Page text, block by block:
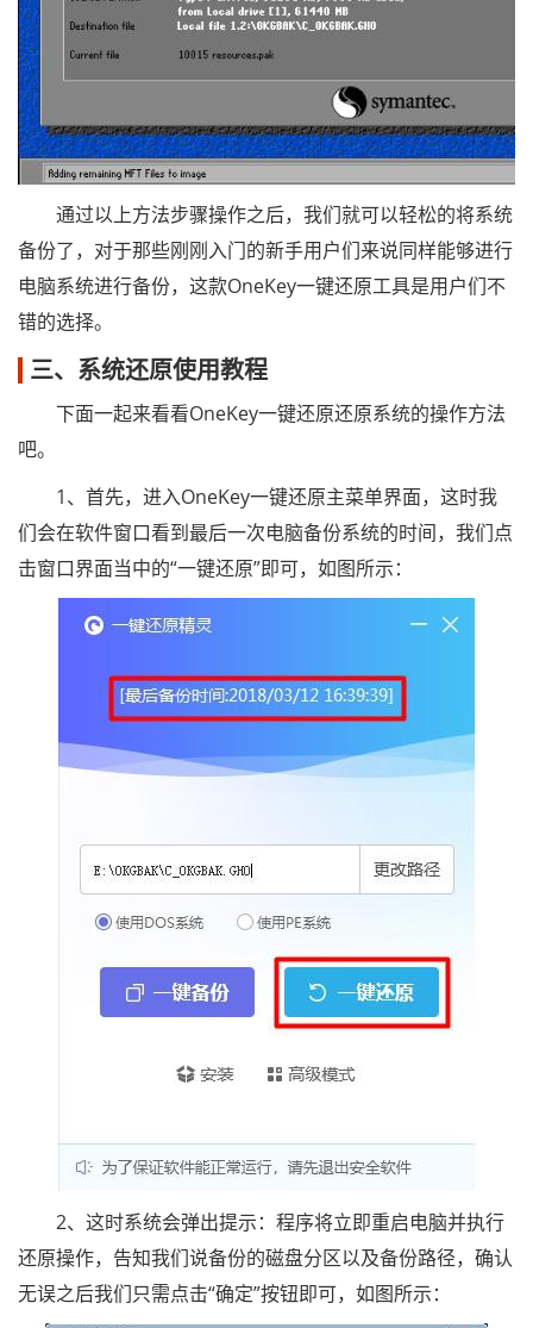
通过以上方法步骤操作之后，我们就可以轻松的将系统
备份了，对于那些刚刚入门的新手用户们来说同样能够进行
电脑系统进行备份，这款OneKey一键还原工具是用户们不
错的选择。
三、系统还原使用教程
下面一起来看看OneKey一键还原还原系统的操作方法
吧。
1、首先，进入OneKey一键还原主菜单界面，这时我
们会在软件窗口看到最后一次电脑备份系统的时间，我们点
击窗口界面当中的“一键还原”即可，如图所示：
2、这时系统会弹出提示：程序将立即重启电脑并执行
还原操作，告知我们说备份的磁盘分区以及备份路径，确认
无误之后我们只需点击“确定”按钮即可，如图所示：